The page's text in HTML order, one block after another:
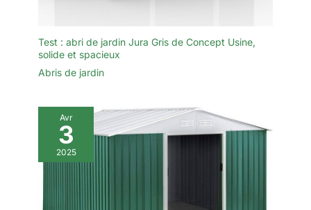
Test : abri de jardin Jura Gris de Concept Usine,
solide et spacieux
Abris de jardin
Avr
3
2025